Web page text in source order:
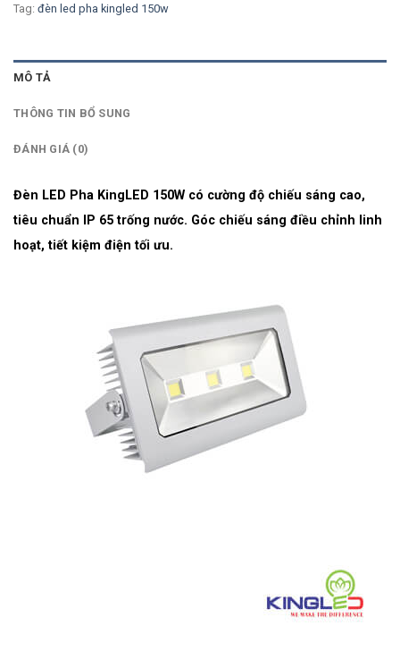
Tag: đèn led pha kingled 150w
MÔ TẢ
THÔNG TIN BỔ SUNG
ĐÁNH GIÁ (0)
Đèn LED Pha KingLED 150W có cường độ chiếu sáng cao,
tiêu chuẩn IP 65 trống nước. Góc chiếu sáng điều chỉnh linh
hoạt, tiết kiệm điện tối ưu.